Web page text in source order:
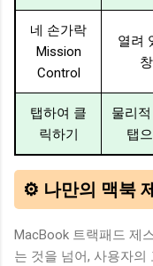
네 손가락
Mission
Control
열려
탭하여 클
릭하기
물리
탭
⚙️ 나만의 맥북
MacBook 트랙패드 제
는 것을 넘어, 사용자